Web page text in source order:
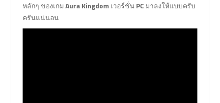
หลักๆ ของเกมAura Kingdom เวอร์ชั่น PCมาลงให้แบบครับ
ครันแน่นอน